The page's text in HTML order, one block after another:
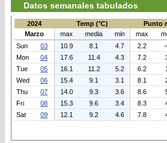
Datos semanales tabulados
2024 Temp (°C) Punto
Marzo
max media min max
Sun
03 10.9 8.1 4.7 2.2
Mon
04 17.6 11.4 4.3 7.2
Tue
05 16.1 11.2 5.2 6.2
Wed
06 15.4 9.1 3.1 8.1
Thu
07 14.0 9.3 3.6 8.6
Fri
08 15.3 9.6 3.4 8.3
Sat
09 12.1 9.2 4.6 7.8